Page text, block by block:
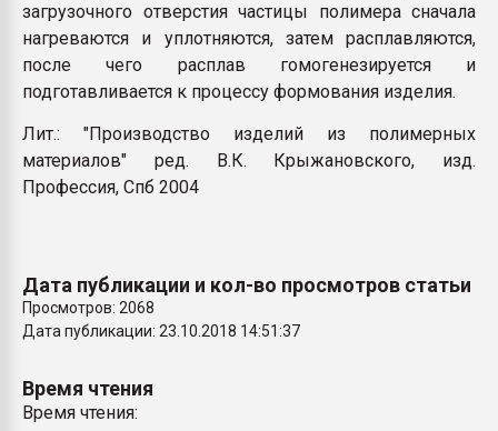
загрузочного отверстия частицы полимера сначала
нагреваются и уплотняются, затем расплавляются,
после чего расплав гомогенезируется и
подготавливается к процессу формования изделия.
Лит.: "Производство изделий из полимерных
материалов" ред. В.К. Крыжановского, изд.
Профессия, Спб 2004
Дата публикации и кол-во просмотров статьи
Просмотров: 2068
Дата публикации: 23.10.2018 14:51:37
Время чтения
Время чтения: